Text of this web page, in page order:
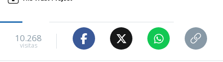
10.268
visitas